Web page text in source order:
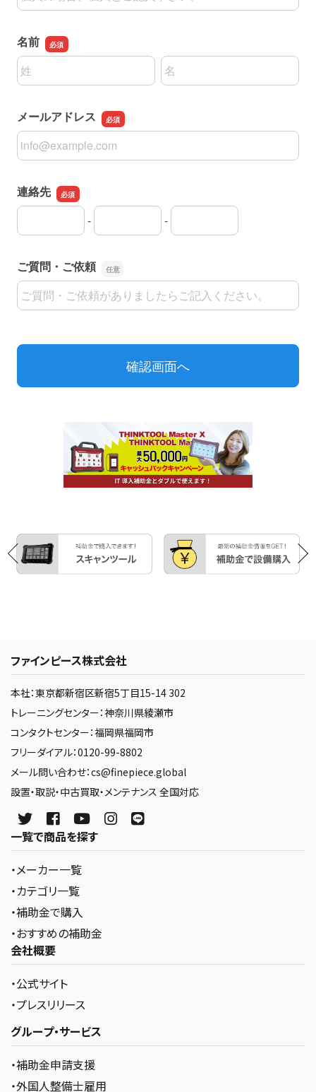
ファインピース株式会社
本社：東京都新宿区新宿5丁目15-14 302
トレーニングセンター：神奈川県綾瀬市
コンタクトセンター：福岡県福岡市
フリーダイアル：0120-99-8802
メール問い合わせ：cs@finepiece.global
設置・取説・中古買取・メンテナンス 全国対応
一覧で商品を探す
・メーカー一覧
・カテゴリ一覧
・補助金で購入
・おすすめの補助金
会社概要
・公式サイト
・プレスリリース
グループ・サービス
・補助金申請支援
・外国人整備士雇用